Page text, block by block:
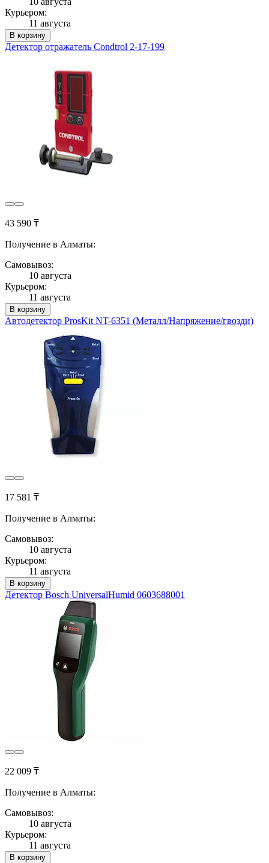
Курьером:
11 августа
В корзину
Детектор отражатель Condtrol 2-17-199
43 590 ₸
Получение в Алматы:
Самовывоз:
10 августа
Курьером:
11 августа
В корзину
Автодетектор ProsKit NT-6351 (Металл/Напряжение/гвозди)
17 581 ₸
Получение в Алматы:
Самовывоз:
10 августа
Курьером:
11 августа
В корзину
Детектор Bosch UniversalHumid 0603688001
22 009 ₸
Получение в Алматы:
Самовывоз:
10 августа
Курьером:
11 августа
В корзину